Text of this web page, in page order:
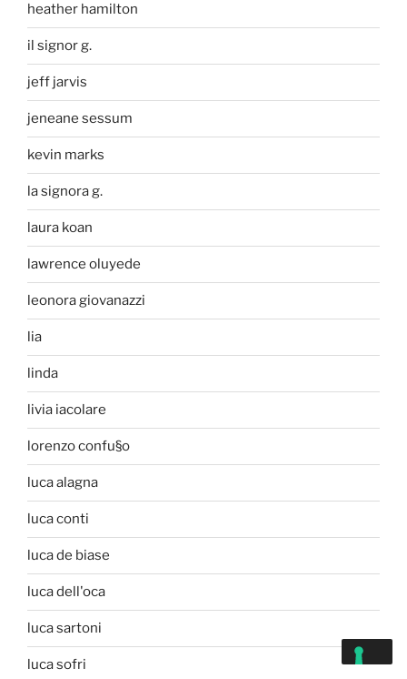
heather hamilton
il signor g.
jeff jarvis
jeneane sessum
kevin marks
la signora g.
laura koan
lawrence oluyede
leonora giovanazzi
lia
linda
livia iacolare
lorenzo confu§o
luca alagna
luca conti
luca de biase
luca dell'oca
luca sartoni
luca sofri